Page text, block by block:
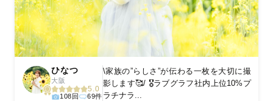
ひなつ
大阪
5.0
108回 69件
\家族の”らしさ”が伝わる一枚を大切に撮
影します🥰/ 🎖️ラブグラフ社内上位10%プ
ラチナラ...